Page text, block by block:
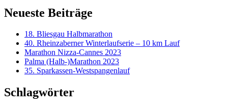
Neueste Beiträge
18. Bliesgau Halbmarathon
40. Rheinzaberner Winterlaufserie – 10 km Lauf
Marathon Nizza-Cannes 2023
Palma (Halb-)Marathon 2023
35. Sparkassen-Westspangenlauf
Schlagwörter